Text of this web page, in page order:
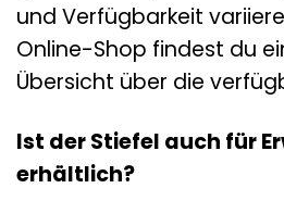
und Verfügbarkeit
Online-Shop findest du
Übersicht über die
Ist der Stiefel auch für
erhältlich?